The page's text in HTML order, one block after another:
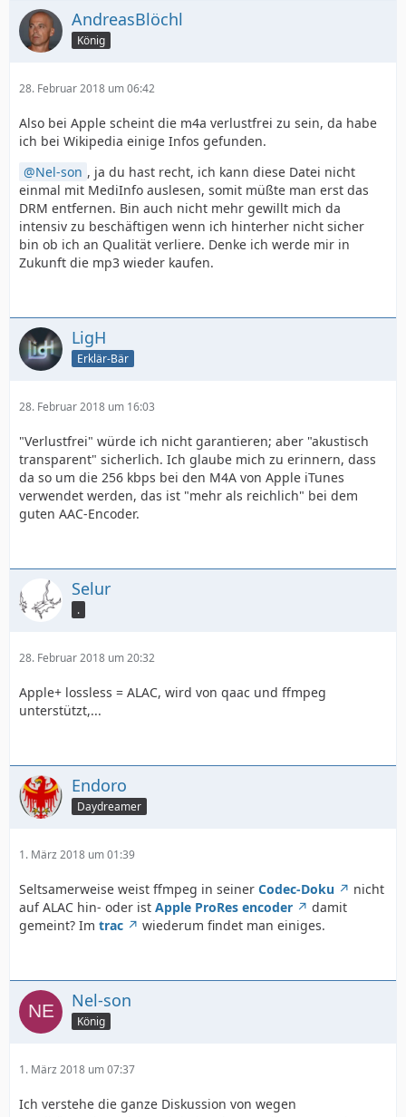
AndreasBlöchl
König
28. Februar 2018 um 06:42
Also bei Apple scheint die m4a verlustfrei zu sein, da habe
ich bei Wikipedia einige Infos gefunden.
Nel-son , ja du hast recht, ich kann diese Datei nicht
einmal mit MediInfo auslesen, somit müßte man erst das
DRM entfernen. Bin auch nicht mehr gewillt mich da
intensiv zu beschäftigen wenn ich hinterher nicht sicher
bin ob ich an Qualität verliere. Denke ich werde mir in
Zukunft die mp3 wieder kaufen.
LigH
Erklär-Bär
28. Februar 2018 um 16:03
"Verlustfrei" würde ich nicht garantieren; aber "akustisch
transparent" sicherlich. Ich glaube mich zu erinnern, dass
da so um die 256 kbps bei den M4A von Apple iTunes
verwendet werden, das ist "mehr als reichlich" bei dem
guten AAC-Encoder.
Selur
.
28. Februar 2018 um 20:32
Apple+ lossless = ALAC, wird von qaac und ffmpeg
unterstützt,...
Endoro
Daydreamer
1. März 2018 um 01:39
Seltsamerweise weist ffmpeg in seiner Codec-Doku
nicht
auf ALAC hin- oder ist Apple ProRes encoder
damit
gemeint? Im trac wiederum findet man einiges.
Nel-son
König
1. März 2018 um 07:37
Ich verstehe die ganze Diskussion von wegen